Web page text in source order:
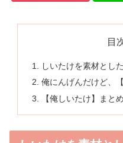
目
しいたけを素材とし
俺にんげんだけど、
【俺しいたけ】まとめ